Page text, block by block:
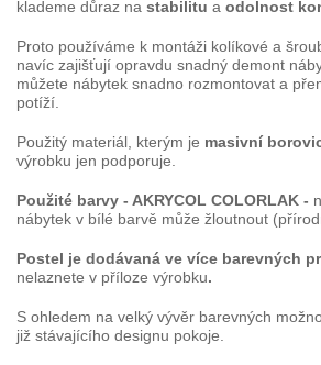
klademe důraz na stabilitu a odolnost
Proto používáme k montáži kolíkové a
navíc zajišťují opravdu snadný demont
můžete nábytek snadno rozmontovat a
potíží.
Použitý materiál, kterým je masivní
výrobku jen podporuje.
Použité barvy - AKRYCOL COLORLAK -
nábytek v bílé barvě může žloutnout
Postel je dodávaná ve více barevných
nelaznete v příloze výrobku.
S ohledem na velký vývěr barevných
již stávajícího designu pokoje.